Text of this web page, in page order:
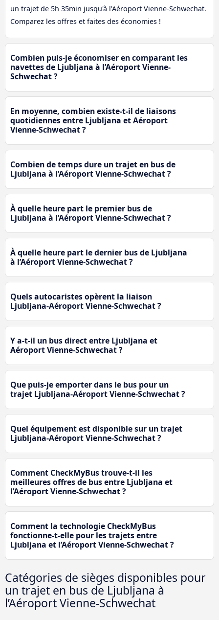
un trajet de 5h 35min jusqu'à l’Aéroport Vienne-Schwechat.
Comparez les offres et faites des économies !
Combien puis-je économiser en comparant les
navettes de Ljubljana à l’Aéroport Vienne-
Schwechat ?
En moyenne, combien existe-t-il de liaisons
quotidiennes entre Ljubljana et Aéroport
Vienne-Schwechat ?
Combien de temps dure un trajet en bus de
Ljubljana à l’Aéroport Vienne-Schwechat ?
À quelle heure part le premier bus de
Ljubljana à l’Aéroport Vienne-Schwechat ?
À quelle heure part le dernier bus de Ljubljana
à l’Aéroport Vienne-Schwechat ?
Quels autocaristes opèrent la liaison
Ljubljana-Aéroport Vienne-Schwechat ?
Y a-t-il un bus direct entre Ljubljana et
Aéroport Vienne-Schwechat ?
Que puis-je emporter dans le bus pour un
trajet Ljubljana-Aéroport Vienne-Schwechat ?
Quel équipement est disponible sur un trajet
Ljubljana-Aéroport Vienne-Schwechat ?
Comment CheckMyBus trouve-t-il les
meilleures offres de bus entre Ljubljana et
l’Aéroport Vienne-Schwechat ?
Comment la technologie CheckMyBus
fonctionne-t-elle pour les trajets entre
Ljubljana et l’Aéroport Vienne-Schwechat ?
Catégories de sièges disponibles pour
un trajet en bus de Ljubljana à
l’Aéroport Vienne-Schwechat